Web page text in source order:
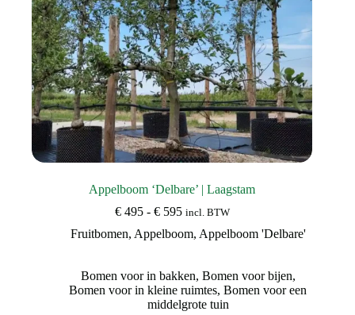
Appelboom ‘Delbare’ | Laagstam
€495 - €595Prijsklasse:
tot
incl. BTW
Fruitbomen, Appelboom, Appelboom 'Delbare'
Bomen voor in bakken, Bomen voor bijen,
Bomen voor in kleine ruimtes,Bomen voor een
middelgrote tuin